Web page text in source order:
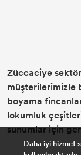
Züccaciye
müşterilerimizle
boyama
lokumluk
sunumlar için
Daha iyi hizmet